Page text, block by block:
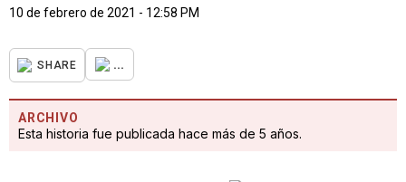
10 de febrero de 2021 - 12:58 PM
SHARE ...
ARCHIVO
Esta historia fue publicada hace más de 5 años.